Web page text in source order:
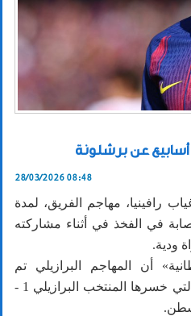
عن برشلونة
28/03/2026 08:48
رافينيا، مهاجم الفريق، لمدة
في الفخذ في أثناء مشاركته
ودية.
أن المهاجم البرازيلي تم
استبداله بين شوطي المباراة التي خسرها المنتخب البرازيلي 1 -